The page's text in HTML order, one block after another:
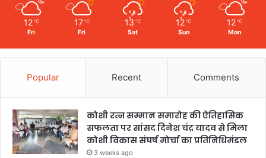
12 ℃
Fri
17 ℃
Fri
13 ℃
Sat
12 ℃
Sun
12 ℃
Mon
Popular Recent Comments
कोशी रत्न सम्मान समारोह की ऐतिहासिक
सफलता पर सांसद दिनेश चंद्र यादव से मिला
कोशी विकास संघर्ष मोर्चा का प्रतिनिधिमंडल
3 weeks ago